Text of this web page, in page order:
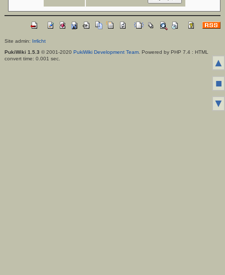
Site admin: Irrlicht
PukiWiki 1.5.3 © 2001-2020 PukiWiki Development Team. Powered by PHP 7.4 : HTML
convert time: 0.001 sec.
▲
■
▼